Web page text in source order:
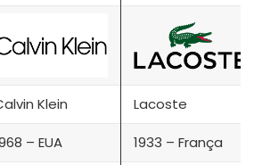
Klein Lacoste
– EUA 1933 – França